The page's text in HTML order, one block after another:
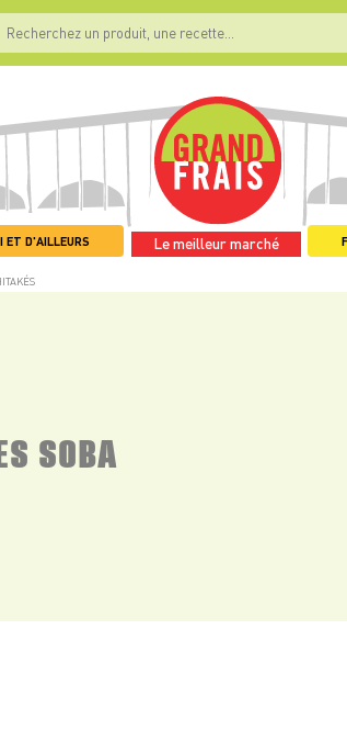
ET D'AILLEURS Le meilleur marché
SOBA